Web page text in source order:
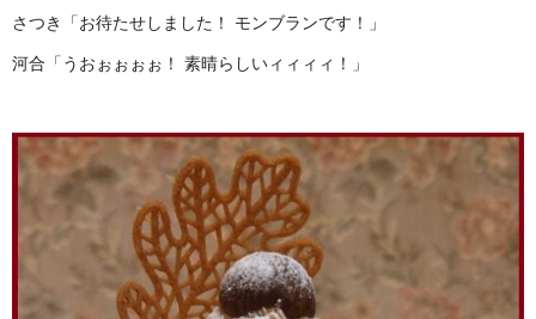
さつき「お待たせしました！ モンブランです！」
河合「うおぉぉぉぉ！ 素晴らしいィィィィ！」